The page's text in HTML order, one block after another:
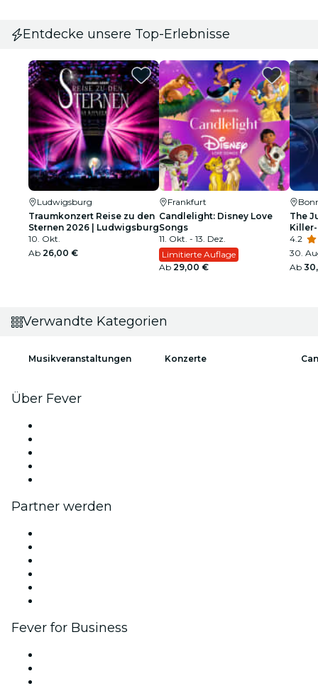
Entdecke unsere Top-Erlebnisse
Ludwigsburg
Traumkonzert Reise zu den
Sternen 2026 | Ludwigsburg
10. Okt.
Ab 26,00 €
Frankfurt
Candlelight: Disney Love
Songs
11. Okt. - 13. Dez.
Limitierte Auflage
Ab 29,00 €
The
4.2
30.
Ab
Verwandte Kategorien
Musikveranstaltungen Konzerte
Über Fever
Partner werden
Fever for Business